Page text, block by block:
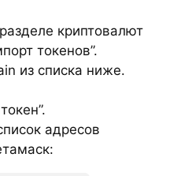
криптовалют
токенов”.
из списка ниже.
адресов